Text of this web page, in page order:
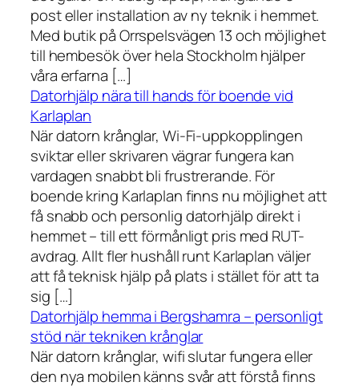
post eller installation av ny teknik i hemmet.
Med butik på Orrspelsvägen 13 och möjlighet
till hembesök över hela Stockholm hjälper
våra erfarna […]
Datorhjälp nära till hands för boende vid
Karlaplan
När datorn krånglar, Wi-Fi-uppkopplingen
sviktar eller skrivaren vägrar fungera kan
vardagen snabbt bli frustrerande. För
boende kring Karlaplan finns nu möjlighet att
få snabb och personlig datorhjälp direkt i
hemmet – till ett förmånligt pris med RUT-
avdrag. Allt fler hushåll runt Karlaplan väljer
att få teknisk hjälp på plats i stället för att ta
sig […]
Datorhjälp hemma i Bergshamra – personligt
stöd när tekniken krånglar
När datorn krånglar, wifi slutar fungera eller
den nya mobilen känns svår att förstå finns